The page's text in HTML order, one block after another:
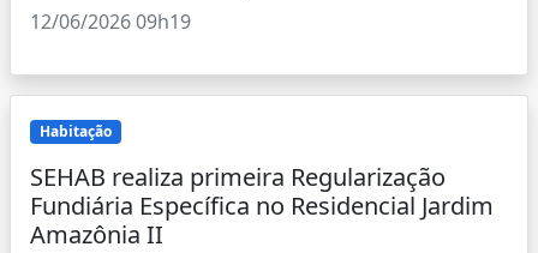
12/06/2026 09h19
Habitação
SEHAB realiza primeira Regularização
Fundiária Específica no Residencial Jardim
Amazônia II